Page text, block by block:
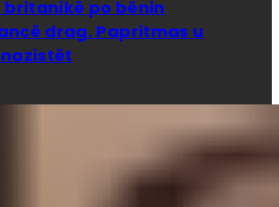
britanikë po bënin
drag. Papritmas u